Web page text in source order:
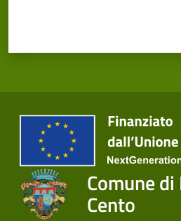
Comune
Cento